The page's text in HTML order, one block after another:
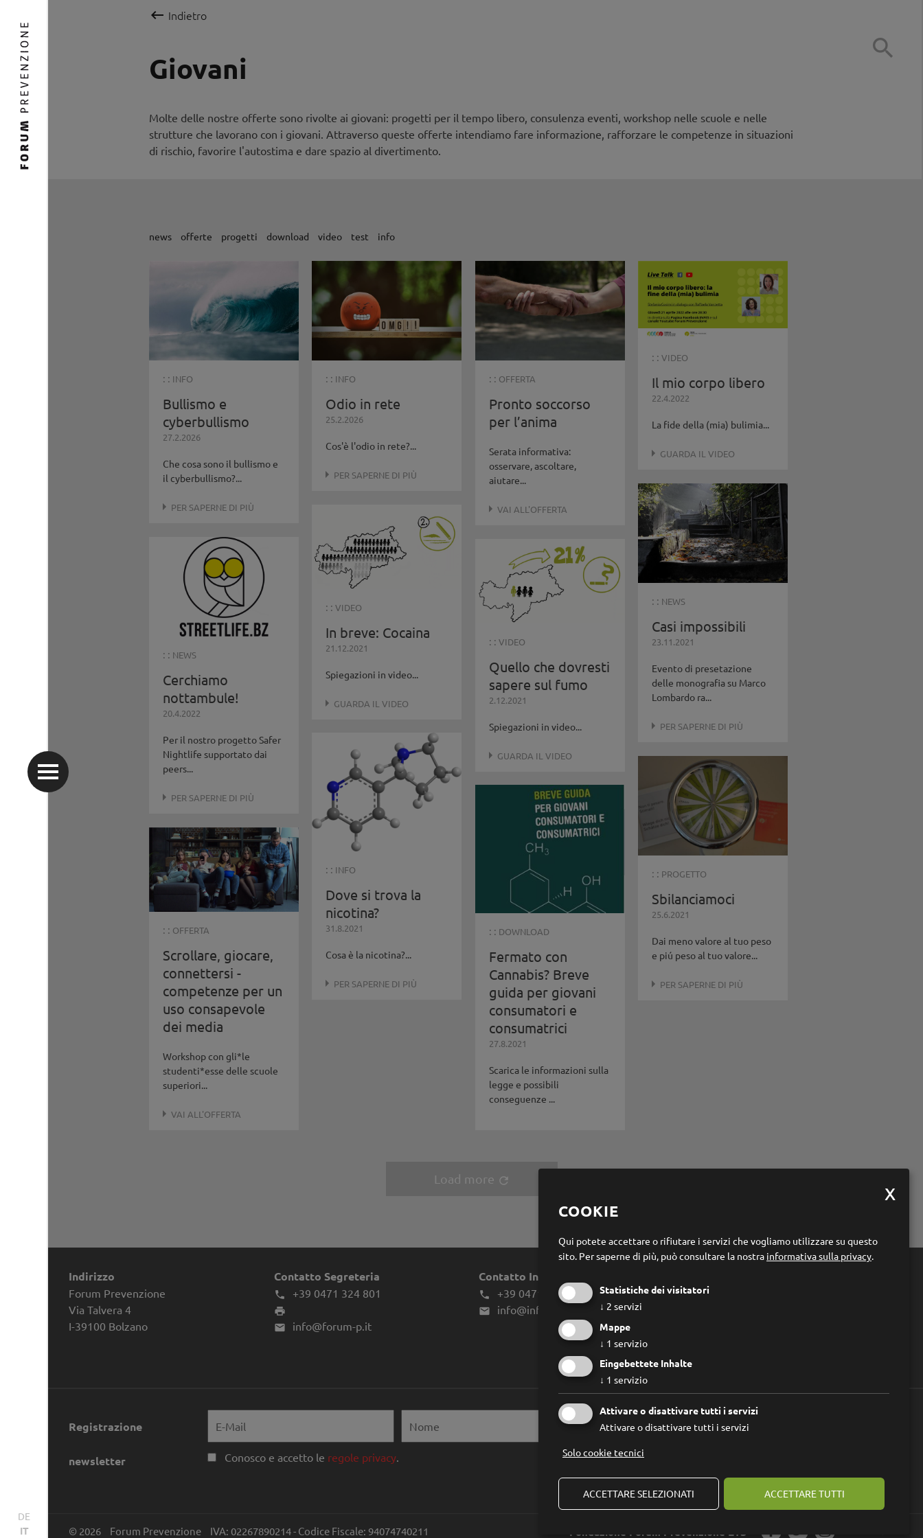
DE
IT

 Indietro
Giovani
Molte delle nostre offerte sono rivolte ai giovani: progetti per il tempo libero, consulenza eventi, workshop nelle scuole e nelle
strutture che lavorano con i giovani. Attraverso queste offerte intendiamo fare informazione, rafforzare le competenze in situazioni
di rischio, favorire l'autostima e dare spazio al divertimento.
news offerte progetti download video test info
: : INFO
Bullismo e
cyberbullismo
27.2.2026
Che cosa sono il bullismo e
il cyberbullismo?...
PER SAPERNE DI PIÙ
: : INFO
Odio in rete
25.2.2026
Cos'è l'odio in rete?...
PER SAPERNE DI PIÙ
: : OFFERTA
Pronto soccorso
per l’anima
Serata informativa:
osservare, ascoltare,
aiutare...
VAI ALL'OFFERTA
: : VIDEO
Il mio corpo libero
22.4.2022
La fide della (mia) bulimia...
GUARDA IL VIDEO
: : NEWS
Cerchiamo
nottambule!
20.4.2022
Per il nostro progetto Safer
Nightlife supportato dai
peers...
PER SAPERNE DI PIÙ
: : VIDEO
In breve: Cocaina
21.12.2021
Spiegazioni in video...
GUARDA IL VIDEO
: : VIDEO
Quello che dovresti
sapere sul fumo
2.12.2021
Spiegazioni in video...
GUARDA IL VIDEO
: : NEWS
Casi impossibili
23.11.2021
Evento di presetazione
delle monografia su Marco
Lombardo ra...
PER SAPERNE DI PIÙ
: : OFFERTA
Scrollare, giocare,
connettersi -
competenze per un
uso consapevole
dei media
Workshop con gli*le
studenti*esse delle scuole
superiori...
VAI ALL'OFFERTA
: : INFO
Dove si trova la
nicotina?
31.8.2021
Cosa è la nicotina?...
PER SAPERNE DI PIÙ
: : DOWNLOAD
Fermato con
Cannabis? Breve
guida per giovani
consumatori e
consumatrici
27.8.2021
Scarica le informazioni sulla
legge e possibili
conseguenze ...
: : PROGETTO
Sbilanciamoci
25.6.2021
Dai meno valore al tuo peso
e piú peso al tuo valore...
PER SAPERNE DI PIÙ
Load more refresh
Indirizzo
Forum Prevenzione
Via Talvera 4
I-39100 Bolzano
Contatto Segreteria
 +39 0471 324 801


info@forum-p.it
Contatto Infes
 +39 0471 970039
 info@infes.it
Home
Modificare le impostazioni dei cookie
Registrazione
newsletter Conosco e accetto le regole privacy
© 2026 Forum Prevenzione IVA: 02267890214 - Codice Fiscale: 94074740211 Fondazione Forum Prevenzione ETS
COOKIE
Qui potete accettare o rifiutare i servizi che vogliamo utilizzare su questo
sito. Per saperne di più, può consultare la nostra informativa sulla privacy.
Statistiche dei visitatori
↓ 2 servizi
Mappe
↓ 1 servizio
Eingebettete Inhalte
↓ 1 servizio
Attivare o disattivare tutti i servizi
Attivare o disattivare tutti i servizi
Solo cookie tecnici
ACCETTARE SELEZIONATI ACCETTARE TUTTI